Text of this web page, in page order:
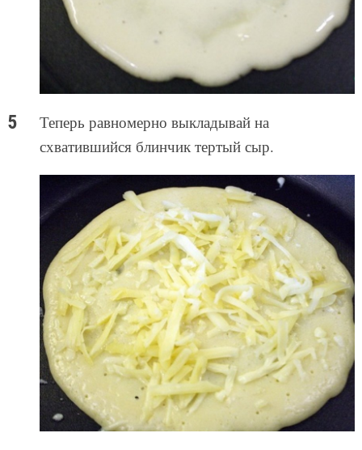
Теперь равномерно выкладывай на
схватившийся блинчик тертый сыр.